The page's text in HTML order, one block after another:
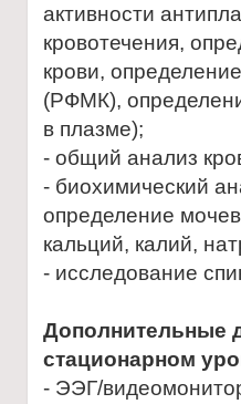
активности
кровотечения,
крови,
(РФМК),
в плазме);
- общий анализ
- биохимический
определение
кальций, калий,
- исследование
Дополнительные
стационарном
- ЭЭГ/